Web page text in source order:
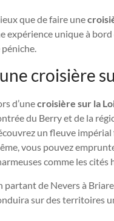
que de faire une
expérience unique à
croisière
d’unecroisière sur la
du Berry et de la
un fleuve
vous pouvez
comme les cités
partant de Nevers à
sur des territoires